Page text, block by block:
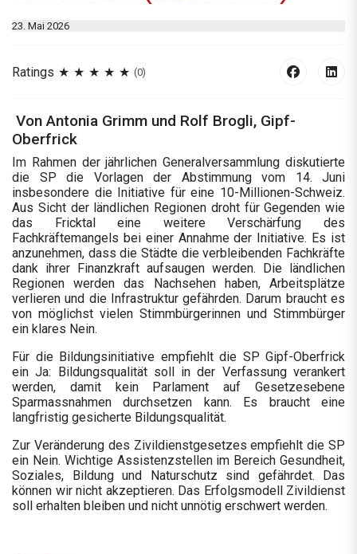
23. Mai 2026
Ratings (0)
Von Antonia Grimm und Rolf Brogli, Gipf-
Oberfrick
Im Rahmen der jährlichen Generalversammlung diskutierte
die SP die Vorlagen der Abstimmung vom 14. Juni
insbesondere die Initiative für eine 10-Millionen-Schweiz.
Aus Sicht der ländlichen Regionen droht für Gegenden wie
das Fricktal eine weitere Verschärfung des
Fachkräftemangels bei einer Annahme der Initiative. Es ist
anzunehmen, dass die Städte die verbleibenden Fachkräfte
dank ihrer Finanzkraft aufsaugen werden. Die ländlichen
Regionen werden das Nachsehen haben, Arbeitsplätze
verlieren und die Infrastruktur gefährden. Darum braucht es
von möglichst vielen Stimmbürgerinnen und Stimmbürger
ein klares Nein.
Für die Bildungsinitiative empfiehlt die SP Gipf-Oberfrick
ein Ja: Bildungsqualität soll in der Verfassung verankert
werden, damit kein Parlament auf Gesetzesebene
Sparmassnahmen durchsetzen kann. Es braucht eine
langfristig gesicherte Bildungsqualität.
Zur Veränderung des Zivildienstgesetzes empfiehlt die SP
ein Nein. Wichtige Assistenzstellen im Bereich Gesundheit,
Soziales, Bildung und Naturschutz sind gefährdet. Das
können wir nicht akzeptieren. Das Erfolgsmodell Zivildienst
soll erhalten bleiben und nicht unnötig erschwert werden.